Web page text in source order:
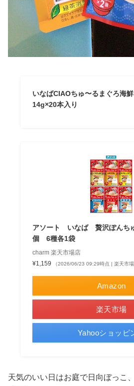
いなばCIAOちゅ〜るまぐろ海
14g×20本入り
アソート いなば 贅沢ぽんち
個 6種各1袋
charm 楽天市場店
¥1,159
（2026/06/23 09:29時点 | 楽天市場
Amazon
楽天市場
Yahooショッピ
天気のいい日はお庭で日向ぼっこ